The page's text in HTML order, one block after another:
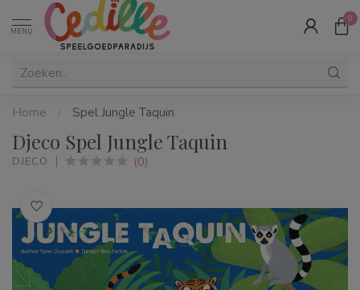
MENU
0
Home / Spel Jungle Taquin
Djeco Spel Jungle Taquin
DJECO (0)